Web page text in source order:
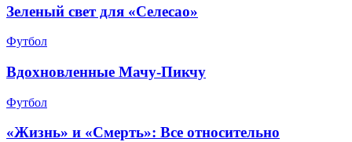
Зеленый свет для «Селесао»
Футбол
Вдохновленные Мачу-Пикчу
Футбол
«Жизнь» и «Смерть»: Все относительно